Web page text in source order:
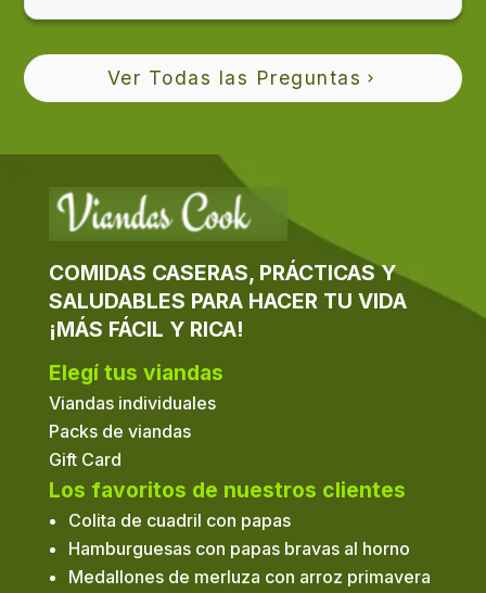
Ver Todas las Preguntas
COMIDAS CASERAS, PRÁCTICAS Y
SALUDABLES PARA HACER TU VIDA
¡MÁS FÁCIL Y RICA!
Elegí tus viandas
Viandas individuales
Packs de viandas
Gift Card
Los favoritos de nuestros clientes
Colita de cuadril con papas
Hamburguesas con papas bravas al horno
Medallones de merluza con arroz primavera